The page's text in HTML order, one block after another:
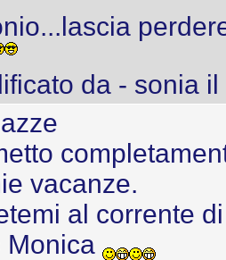
da - sonia
vacanze.
al corrente
Monica